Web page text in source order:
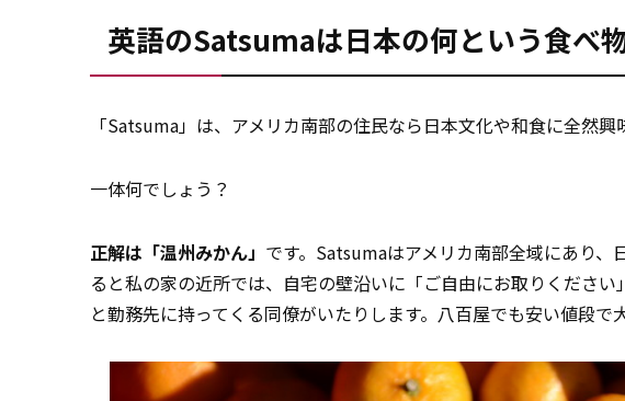
英語のSatsumaは日本の何という食べ
「Satsuma」は、アメリカ南部の住民なら日本文化や和食に全然
一体何でしょう？
正解は「温州みかん」 です。Satsumaはアメリカ南部全域にあり
ると私の家の近所では、自宅の壁沿いに「ご自由にお取りくださ
と勤務先に持ってくる同僚がいたりします。八百屋でも安い値段で